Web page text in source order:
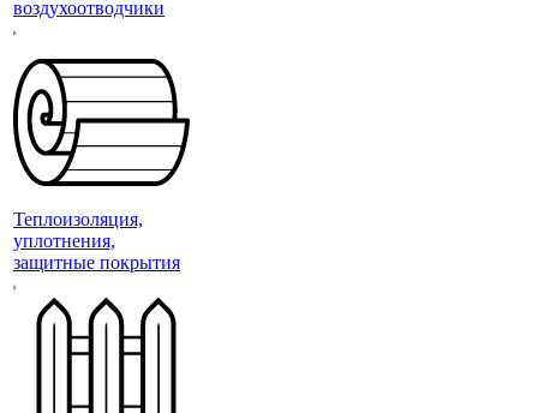
воздухоотводчики
Теплоизоляция,
уплотнения,
защитные покрытия